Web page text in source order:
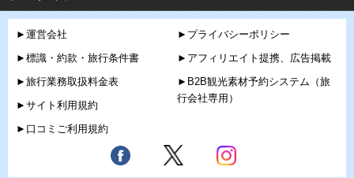
►運営会社
►標識・約款・旅行条件書
►旅行業務取扱料金表
►サイト利用規約
►口コミご利用規約
►プライバシーポリシー
►アフィリエイト提携、広告掲載
►B2B観光素材予約システム（旅
行会社専用）